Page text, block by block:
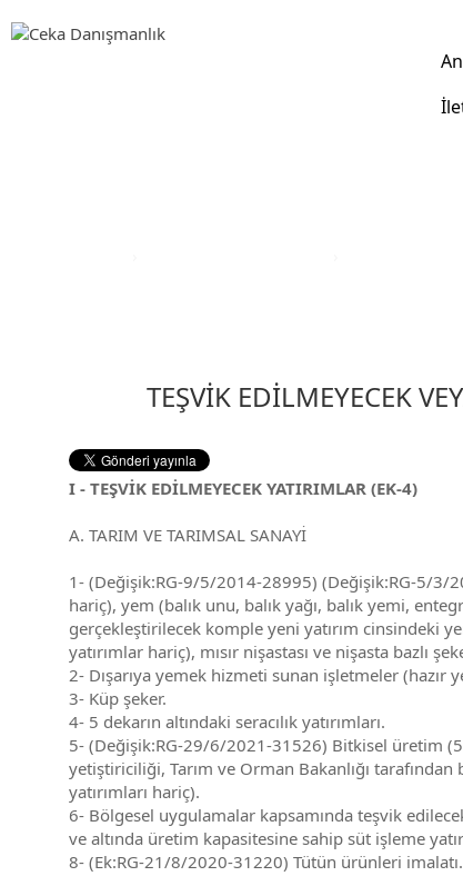
TEŞVİK EDİLMEYECEK
I - TEŞVİK EDİLMEYECEK YATIRIMLAR (EK-4)
A. TARIM VE TARIMSAL SANAYİ
1- (Değişik:RG-9/5/2014-28995) (Değişik:RG-5/3/
hariç), yem (balık unu, balık yağı, balık yemi,
gerçekleştirilecek komple yeni yatırım cinsindeki
yatırımlar hariç), mısır nişastası ve nişasta bazlı
2- Dışarıya yemek hizmeti sunan işletmeler (hazır
3- Küp şeker.
4- 5 dekarın altındaki seracılık yatırımları.
5- (Değişik:RG-29/6/2021-31526) Bitkisel üretim (5
yetiştiriciliği, Tarım ve Orman Bakanlığı
yatırımları hariç).
6- Bölgesel uygulamalar kapsamında teşvik edilecek
ve altında üretim kapasitesine sahip süt işleme
8- (Ek:RG-21/8/2020-31220) Tütün ürünleri imalatı.